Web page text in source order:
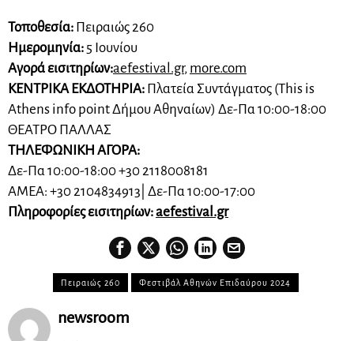
Τοποθεσία: Πειραιώς 260
Ημερομηνία: 5 Ιουνίου
Αγορά εισιτηρίων:aefestival.gr, more.com
ΚΕΝΤΡΙΚΑ ΕΚΔΟΤΗΡΙΑ: Πλατεία Συντάγματος (This is
Athens info point Δήμου Αθηναίων) Δε-Πα 10:00-18:00
ΘΕΑΤΡΟ ΠΑΛΛΑΣ
ΤΗΛΕΦΩΝΙΚΗ ΑΓΟΡΑ:
Δε-Πα 10:00-18:00 +30 2118008181
ΑΜΕΑ: +30 2104834913| Δε-Πα 10:00-17:00
Πληροφορίες εισιτηρίων:aefestival.gr
Πειραιώς 260 Φεστιβάλ Αθηνών Επιδαύρου 2024
newsroom